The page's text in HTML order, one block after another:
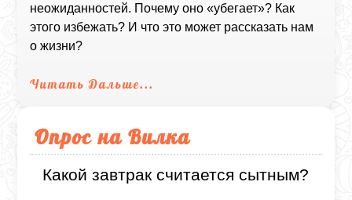
неожиданностей. Почему оно «убегает»? Как
этого избежать? И что это может рассказать нам
о жизни?
Читать Дальше...
Опрос на Вилка
Какой завтрак считается сытным?